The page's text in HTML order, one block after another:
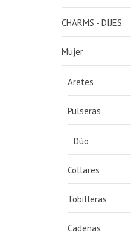
CHARMS - DIJES
Mujer
Aretes
Pulseras
Dúo
Collares
Tobilleras
Cadenas